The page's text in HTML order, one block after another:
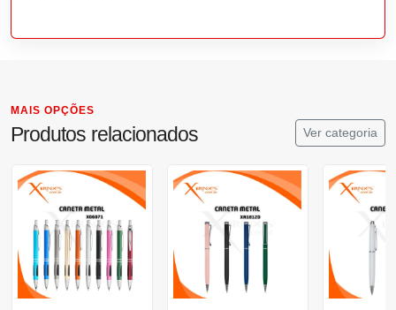
MAIS OPÇÕES
Produtos relacionados Ver categoria